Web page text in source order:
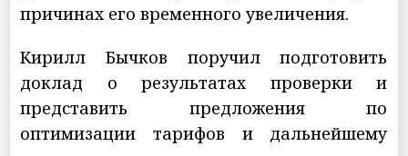
причинах его временного увеличения.
Кирилл Бычков поручил подготовить
доклад о результатах проверки и
представить предложения по
оптимизации тарифов и дальнейшему